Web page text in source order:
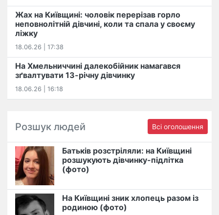
Жах на Київщині: чоловік перерізав горло
неповнолітній дівчині, коли та спала у своєму
ліжку
18.06.26 | 17:38
На Хмельниччині далекобійник намагався
зґвалтувати 13-річну дівчинку
18.06.26 | 16:18
Розшук людей Всі оголошення
Батьків розстріляли: на Київщині
розшукують дівчинку-підлітка
(фото)
На Київщині зник хлопець разом із
родиною (фото)